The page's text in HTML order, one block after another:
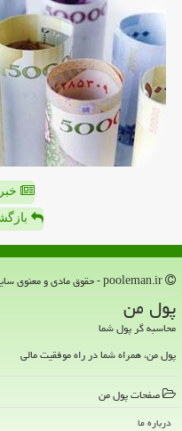
پول من
محاسبه گر پول شما
پول من، همراه شما در راه موفقیت مالی
صفحات پول من
درباره ما